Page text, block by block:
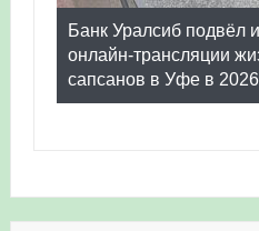
Банк Уралсиб подвёл
онлайн-трансляции
сапсанов в Уфе в 2026